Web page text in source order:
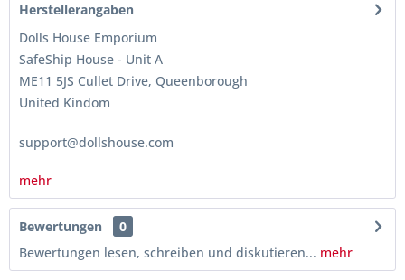
Herstellerangaben
Dolls House Emporium
SafeShip House - Unit A
ME11 5JS Cullet Drive, Queenborough
United Kindom
support@dollshouse.com
mehr
Bewertungen
0
Bewertungen lesen, schreiben und diskutieren... mehr